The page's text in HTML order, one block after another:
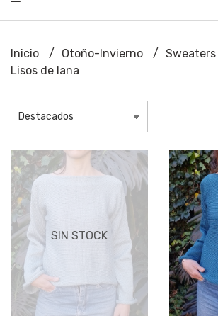
Inicio Otoño-Invierno
Sweaters
Lisos de lana
SIN STOCK